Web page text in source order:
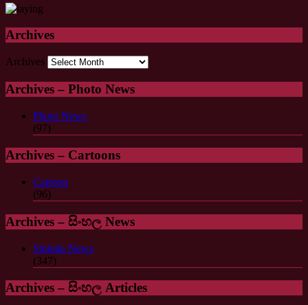
Archives
Archives
Archives – Photo News
Photo News
(97)
Archives – Cartoons
Cartoon
(96)
Archives – සිංහල News
Sinhala News
(347)
Archives – සිංහල Articles